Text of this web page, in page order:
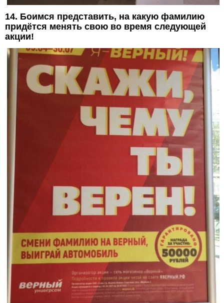
14. Боимся представить, на какую фамилию
придётся менять свою во время следующей
акции!